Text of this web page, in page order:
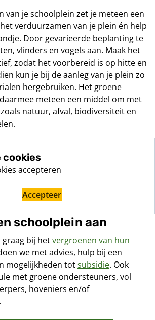
van je schoolplein zet je meteen een
verduurzamen van je plein én help
Door gevarieerde beplanting te
vlinders en vogels aan. Maak het
zodat het voorbereid is op hitte en
kun je bij de aanleg van je plein zo
hergebruiken. Het groene
meteen een middel om met
natuur, afval, biodiversiteit en
accepteren
Accepteer
schoolplein aan
graag bij hetvergroenen van hun
we met advies, hulp bij een
mogelijkheden totsubsidie. Ook
met groene ondersteuners, vol
hoveniers en/of